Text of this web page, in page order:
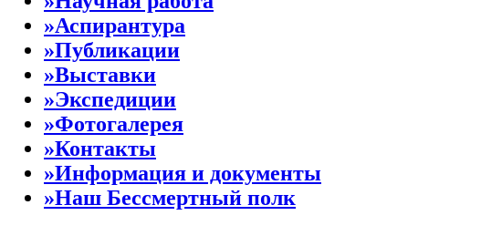
»Аспирантура
»Публикации
»Выставки
»Экспедиции
»Фотогалерея
»Контакты
»Информация и документы
»Наш Бессмертный полк